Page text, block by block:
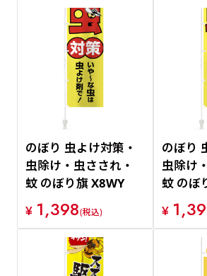
のぼり 虫よけ対策・
虫除け・虫さされ・
蚊 のぼり旗 X8WY
¥ 1,398(税込)
のぼり
虫除け
蚊 のぼ
¥